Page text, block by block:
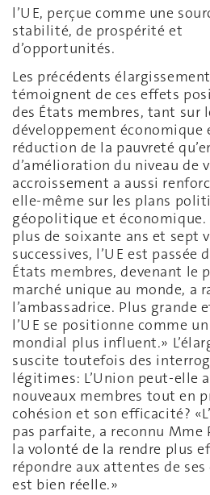
l’UE, perçue comme une
stabilité, de prospérité et
d’opportunités.
Les précédents
témoignent de ces effets
des États membres, tant sur
développement économique
réduction de la pauvreté
d’amélioration du niveau de
accroissement a aussi
elle-même sur les plans
géopolitique et économique.
plus de soixante ans et sept
successives, l’UE est passée
États membres, devenant le
marché unique au monde, a
l’ambassadrice. Plus grande
l’UE se positionne comme
mondial plus influent.»
suscite toutefois des
légitimes: L’Union peut-elle
nouveaux membres tout en
cohésion et son efficacité?
pas parfaite, a reconnu Mme
la volonté de la rendre plus
répondre aux attentes de
est bien réelle.»